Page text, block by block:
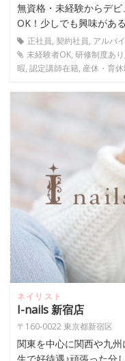
無資格・未経験からデ
OK！少しでも興味があ
正社員, 契約社員, アルバ
未経験者OK, 研修制度あ
暇, 認定講師在籍, 産休・育
ネイリスト
I-nails 新宿店
〒160-0022 東京都新宿区
関東を中心に関西や九
生で好待遇♪頑張った分